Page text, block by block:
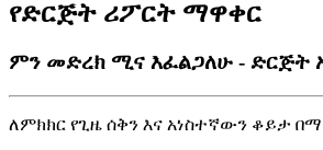
የድርጅት ሪፖርት ማዋቀር
ምን መድረክ ሚና እፈልጋለሁ - ድርጅት
ለምክክር የጊዜ ሰቅን እና አነስተኛውን ቆይታ በማ